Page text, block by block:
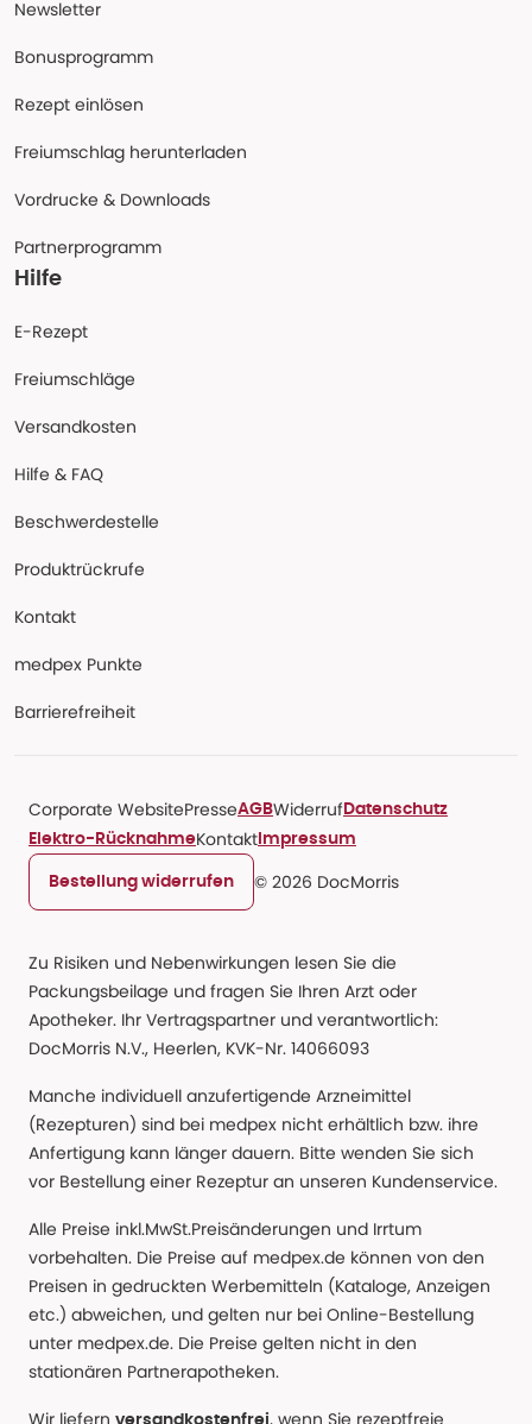
Newsletter
Bonusprogramm
Rezept einlösen
Freiumschlag herunterladen
Vordrucke & Downloads
Partnerprogramm
Hilfe
E-Rezept
Freiumschläge
Versandkosten
Hilfe & FAQ
Beschwerdestelle
Produktrückrufe
Kontakt
medpex Punkte
Barrierefreiheit
Corporate WebsitePresseAGBWiderruf Datenschutz
Elektro-RücknahmeKontakt Impressum
Bestellung widerrufen © 2026 DocMorris
Zu Risiken und Nebenwirkungen lesen Sie die
Packungsbeilage und fragen Sie Ihren Arzt oder
Apotheker. Ihr Vertragspartner und verantwortlich:
DocMorris N.V., Heerlen, KVK-Nr. 14066093
Manche individuell anzufertigende Arzneimittel
(Rezepturen) sind bei medpex nicht erhältlich bzw. ihre
Anfertigung kann länger dauern. Bitte wenden Sie sich
vor Bestellung einer Rezeptur an unseren Kundenservice.
Alle Preise inkl.MwSt.Preisänderungen und Irrtum
vorbehalten. Die Preise auf medpex.de können von den
Preisen in gedruckten Werbemitteln (Kataloge, Anzeigen
etc.) abweichen, und gelten nur bei Online-Bestellung
unter medpex.de. Die Preise gelten nicht in den
stationären Partnerapotheken.